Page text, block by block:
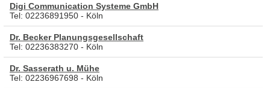
Digi Communication Systeme GmbH
Tel: 02236891950 - Köln
Dr. Becker Planungsgesellschaft
Tel: 02236383270 - Köln
Dr. Sasserath u. Mühe
Tel: 02236967698 - Köln